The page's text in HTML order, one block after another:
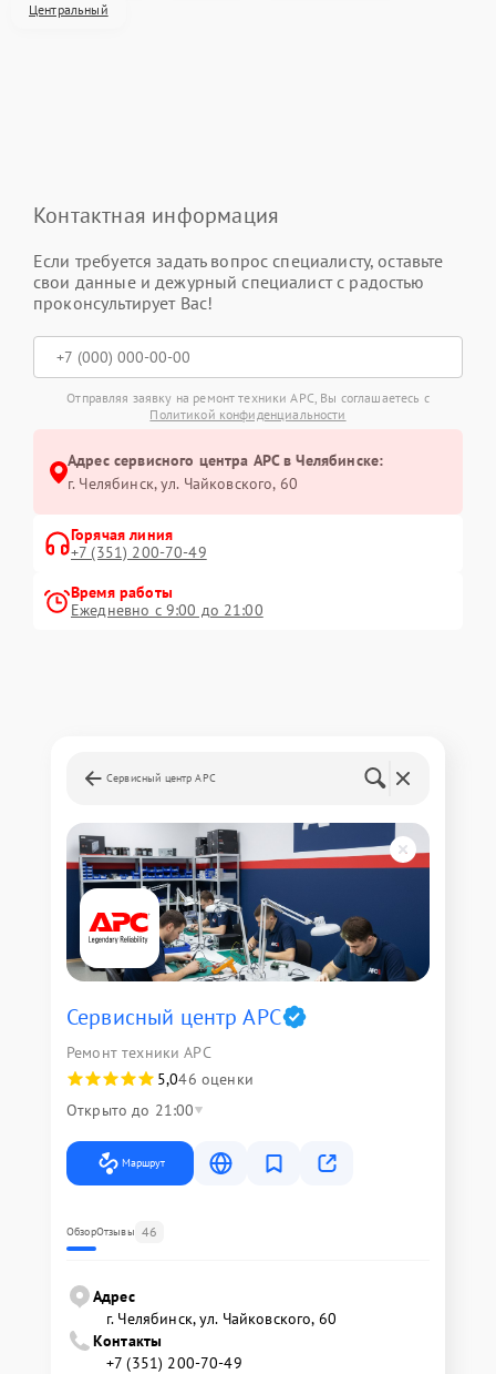
Центральный
Контактная информация
Если требуется задать вопрос специалисту, оставьте
свои данные и дежурный специалист с радостью
проконсультирует Вас!
Отправляя заявку на ремонт техники APC, Вы соглашаетесь с
Политикой конфиденциальности
Адрес сервисного центра APC в Челябинске:
г. Челябинск, ул. Чайковского, 60
Горячая линия
+7 (351) 200-70-49
Время работы
Ежедневно с 9:00 до 21:00
Сервисный центр APC
Сервисный центр APC
Ремонт техники APC
5,046 оценки
Открыто до 21:00
Маршрут
ОбзорОтзывы 46
Адрес
г. Челябинск, ул. Чайковского, 60
Контакты
+7 (351) 200-70-49